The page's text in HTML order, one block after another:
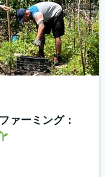
ァーミング：